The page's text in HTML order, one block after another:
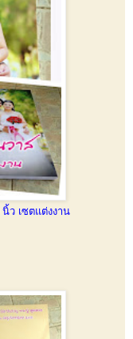
ว เซตแต่งงาน